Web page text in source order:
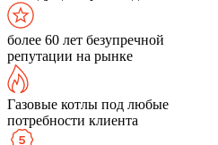
более 60 лет безупречной
репутации на рынке
Газовые котлы под любые
потребности клиента